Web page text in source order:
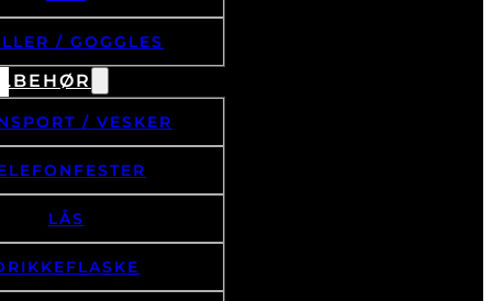
/ GOGGLES
/ VESKER
LÅS